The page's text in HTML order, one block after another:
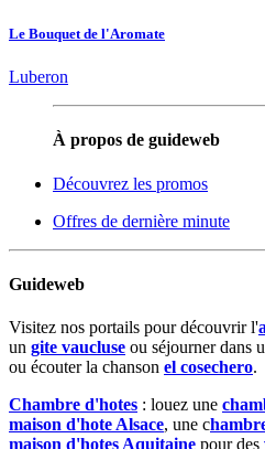
Le Bouquet de l'Aromate
Luberon
À propos de guideweb
Découvrez les promos
Offres de dernière minute
Guideweb
Visitez nos portails pour découvrir l'
un gite vaucluse ou séjourner dans
ou écouter la chanson el cosechero.
Chambre d'hotes : louez une
maison d'hote Alsace, une c
maison d'hotes Aquitaine pour des